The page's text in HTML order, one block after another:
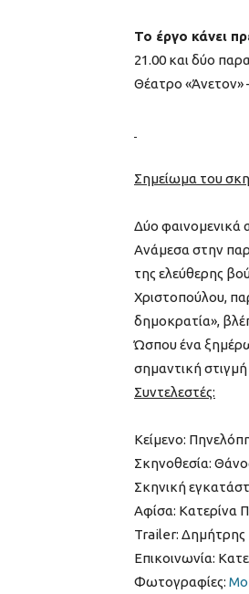
Το έργο κάνει
21.00 και δύο
Θέατρο «Άνετον»
Σημείωμα του
Δύο φαινομενικά
Ανάμεσα στην
της ελεύθερης
Χριστοπούλου,
δημοκρατία»,
Ώσπου ένα
σημαντική στιγμή
Συντελεστές:
Κείμενο:
Σκηνοθεσία:
Σκηνική
Αφίσα: Κατερίνα
Trailer: Δημήτρης
Επικοινωνία:
Φωτογραφίες: